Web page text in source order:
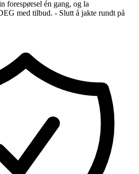
forespørsel én gang, og la
med tilbud. - Slutt å jakte rundt på